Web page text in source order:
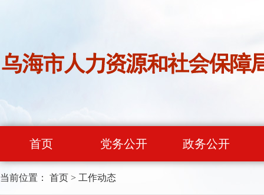
首页 党务公开 政务公开
当前位置： 首页 > 工作动态